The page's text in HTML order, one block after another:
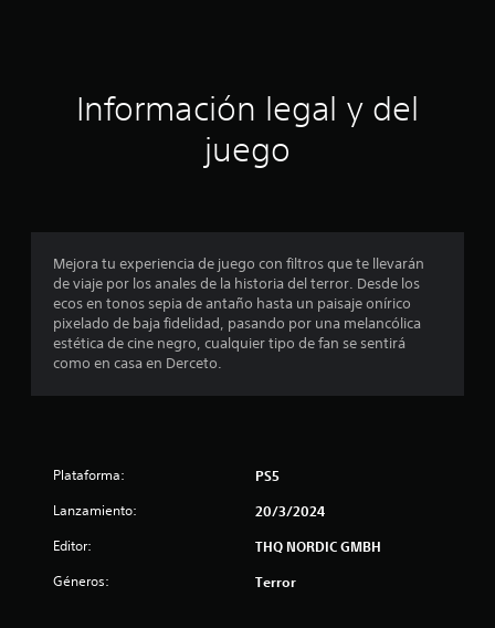
i
o
e
s
r
Información legal y del
juego
Mejora tu experiencia de juego con filtros que te llevarán
de viaje por los anales de la historia del terror. Desde los
ecos en tonos sepia de antaño hasta un paisaje onírico
pixelado de baja fidelidad, pasando por una melancólica
estética de cine negro, cualquier tipo de fan se sentirá
como en casa en Derceto.
Plataforma: PS5
Lanzamiento: 20/3/2024
Editor: THQ NORDIC GMBH
Géneros: Terror